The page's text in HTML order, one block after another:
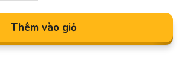
Thêm vào giỏ